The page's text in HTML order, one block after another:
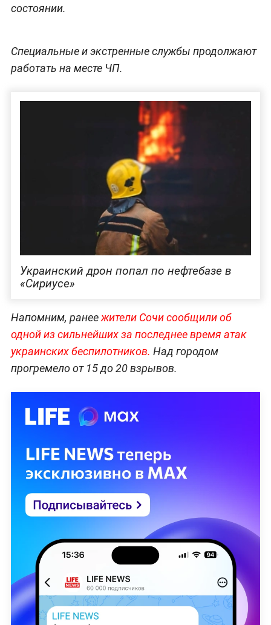
состоянии.
Специальные и экстренные службы продолжают
работать на месте ЧП.
Украинский дрон попал по нефтебазе в
«Сириусе»
Напомним, ранеежители Сочи сообщили об
одной из сильнейших за последнее время атак
украинских беспилотников. Над городом
прогремело от 15 до 20 взрывов.